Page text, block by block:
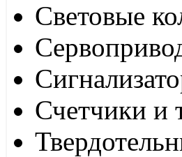
Световые
Счетчики и